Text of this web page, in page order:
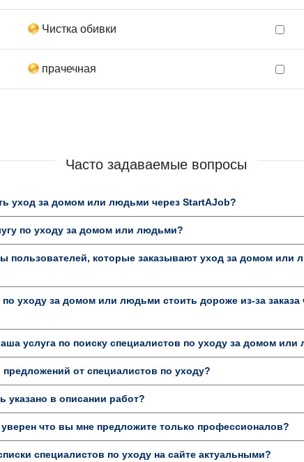
Чистка обивки
прачечная
Часто задаваемые вопросы
уход за домом или людьми через StartAJob?
по уходу за домом или людьми?
пользователей, которые заказывают уход за домом или
по уходу за домом или людьми стоить дороже из-за заказа
услуга по поиску специалистов по уходу за домом
предложений от специалистов по уходу?
указано в описании работ?
что вы мне предложите только профессионалов?
специалистов по уходу на сайте актуальными?